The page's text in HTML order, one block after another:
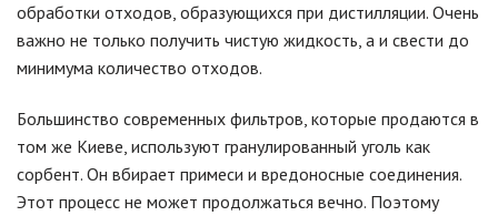
обработки отходов, образующихся при дистилляции. Очень
важно не только получить чистую жидкость, а и свести до
минимума количество отходов.
Большинство современных фильтров, которые продаются в
том же Киеве, используют гранулированный уголь как
сорбент. Он вбирает примеси и вредоносные соединения.
Этот процесс не может продолжаться вечно. Поэтому